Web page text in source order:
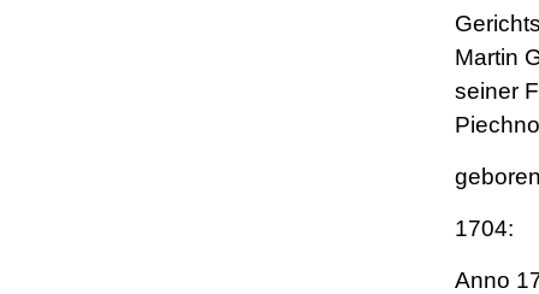
Martin
seiner
Piechno
1704:
Anno